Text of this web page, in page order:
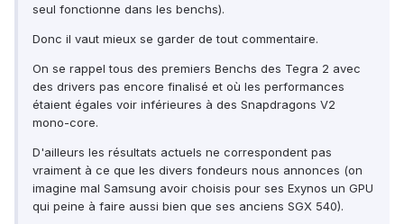
seul fonctionne dans les benchs).
Donc il vaut mieux se garder de tout commentaire.
On se rappel tous des premiers Benchs des Tegra 2 avec
des drivers pas encore finalisé et où les performances
étaient égales voir inférieures à des Snapdragons V2
mono-core.
D'ailleurs les résultats actuels ne correspondent pas
vraiment à ce que les divers fondeurs nous annonces (on
imagine mal Samsung avoir choisis pour ses Exynos un GPU
qui peine à faire aussi bien que ses anciens SGX 540).